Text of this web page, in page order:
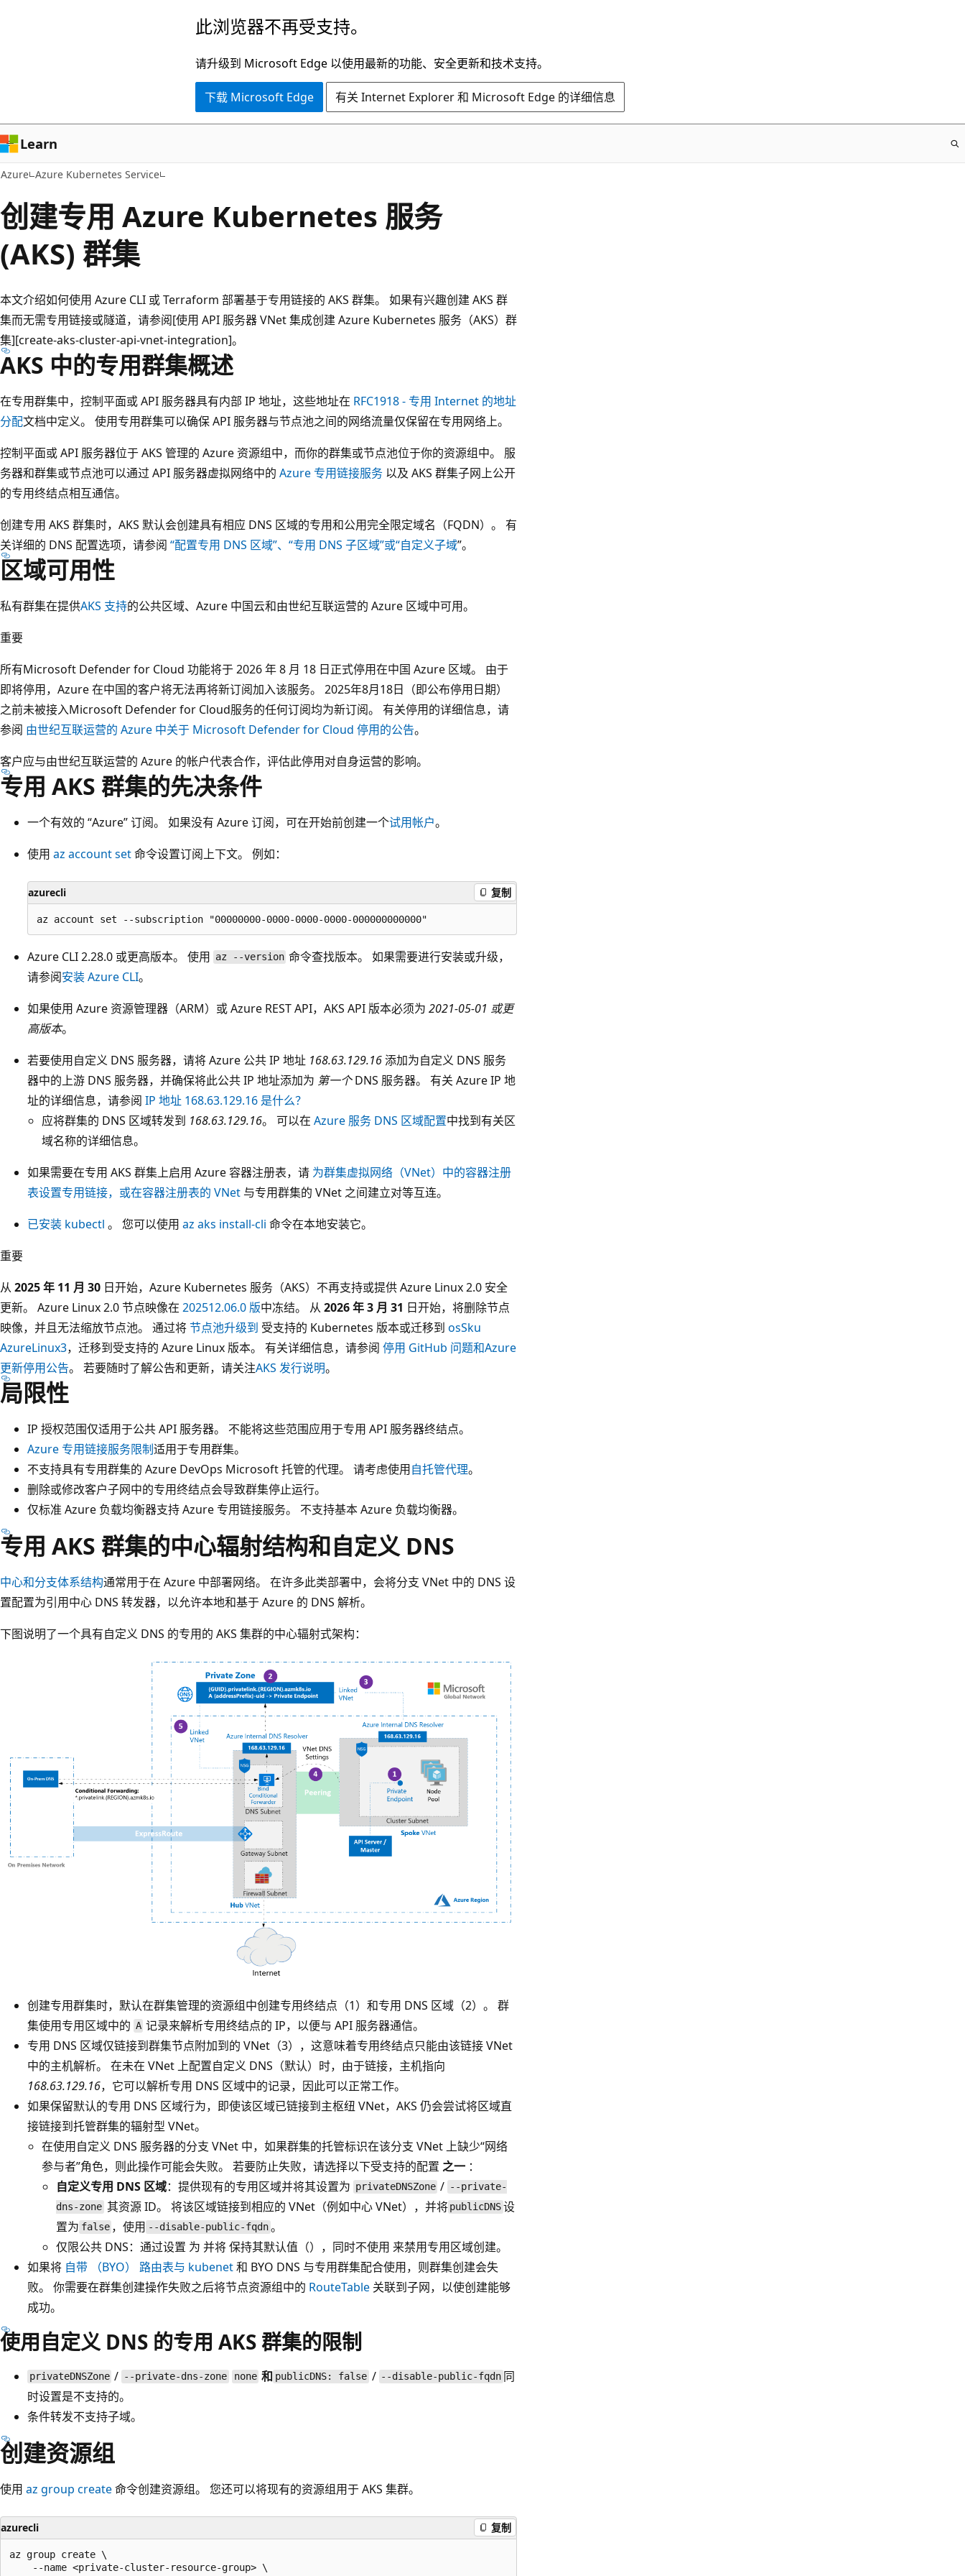
容
此浏览器不再受支持。
请升级到 Microsoft Edge 以使用最新的功能、安全更新和技术支持。
下载 Microsoft Edge 有关 Internet Explorer 和 Microsoft Edge 的详细信息
Learn
Azure Azure Kubernetes Service
创建专用 Azure Kubernetes 服务
(AKS) 群集
本文介绍如何使用 Azure CLI 或 Terraform 部署基于专用链接的 AKS 群集。 如果有兴趣创建 AKS 群
集而无需专用链接或隧道，请参阅[使用 API 服务器 VNet 集成创建 Azure Kubernetes 服务（AKS）群
集][create-aks-cluster-api-vnet-integration]。
AKS 中的专用群集概述
在专用群集中，控制平面或 API 服务器具有内部 IP 地址，这些地址在 RFC1918 - 专用 Internet 的地址
分配文档中定义。 使用专用群集可以确保 API 服务器与节点池之间的网络流量仅保留在专用网络上。
控制平面或 API 服务器位于 AKS 管理的 Azure 资源组中，而你的群集或节点池位于你的资源组中。 服
务器和群集或节点池可以通过 API 服务器虚拟网络中的 Azure 专用链接服务 以及 AKS 群集子网上公开
的专用终结点相互通信。
创建专用 AKS 群集时，AKS 默认会创建具有相应 DNS 区域的专用和公用完全限定域名（FQDN）。 有
关详细的 DNS 配置选项，请参阅 “配置专用 DNS 区域”、“专用 DNS 子区域”或“自定义子域”。
区域可用性
私有群集在提供AKS 支持的公共区域、Azure 中国云和由世纪互联运营的 Azure 区域中可用。
重要
所有Microsoft Defender for Cloud 功能将于 2026 年 8 月 18 日正式停用在中国 Azure 区域。 由于
即将停用，Azure 在中国的客户将无法再将新订阅加入该服务。 2025年8月18日（即公布停用日期）
之前未被接入Microsoft Defender for Cloud服务的任何订阅均为新订阅。 有关停用的详细信息，请
参阅 由世纪互联运营的 Azure 中关于 Microsoft Defender for Cloud 停用的公告。
客户应与由世纪互联运营的 Azure 的帐户代表合作，评估此停用对自身运营的影响。
专用 AKS 群集的先决条件
一个有效的 “Azure” 订阅。 如果没有 Azure 订阅，可在开始前创建一个试用帐户。
使用 az account set命令设置订阅上下文。 例如：
azurecli 复制
Azure CLI 2.28.0 或更高版本。 使用 az --version 命令查找版本。 如果需要进行安装或升级，
请参阅安装 Azure CLI。
如果使用 Azure 资源管理器（ARM）或 Azure REST API，AKS API 版本必须为 2021-05-01 或更
高版本。
若要使用自定义 DNS 服务器，请将 Azure 公共 IP 地址 168.63.129.16添加为自定义 DNS 服务
器中的上游 DNS 服务器，并确保将此公共 IP 地址添加为 第一个DNS 服务器。 有关 Azure IP 地
址的详细信息，请参阅 IP 地址 168.63.129.16 是什么？
应将群集的 DNS 区域转发到 168.63.129.16。 可以在 Azure 服务 DNS 区域配置中找到有关区
域名称的详细信息。
如果需要在专用 AKS 群集上启用 Azure 容器注册表，请 为群集虚拟网络（VNet）中的容器注册
表设置专用链接，或在容器注册表的 VNet 与专用群集的 VNet 之间建立对等互连。
已安装 kubectl 。 您可以使用 az aks install-cli 命令在本地安装它。
重要
从 2025 年 11 月 30 日开始，Azure Kubernetes 服务（AKS）不再支持或提供 Azure Linux 2.0 安全
更新。 Azure Linux 2.0 节点映像在 202512.06.0 版中冻结。 从 2026 年 3 月 31 日开始，将删除节点
映像，并且无法缩放节点池。 通过将节点池升级到 受支持的 Kubernetes 版本或迁移到 osSku
AzureLinux3，迁移到受支持的 Azure Linux 版本。 有关详细信息，请参阅 停用 GitHub 问题和Azure
更新停用公告。 若要随时了解公告和更新，请关注AKS 发行说明。
局限性
IP 授权范围仅适用于公共 API 服务器。 不能将这些范围应用于专用 API 服务器终结点。
Azure 专用链接服务限制适用于专用群集。
不支持具有专用群集的 Azure DevOps Microsoft 托管的代理。 请考虑使用自托管代理。
删除或修改客户子网中的专用终结点会导致群集停止运行。
仅标准 Azure 负载均衡器支持 Azure 专用链接服务。 不支持基本 Azure 负载均衡器。
专用 AKS 群集的中心辐射结构和自定义 DNS
中心和分支体系结构通常用于在 Azure 中部署网络。 在许多此类部署中，会将分支 VNet 中的 DNS 设
置配置为引用中心 DNS 转发器，以允许本地和基于 Azure 的 DNS 解析。
下图说明了一个具有自定义 DNS 的专用的 AKS 集群的中心辐射式架构：
创建专用群集时，默认在群集管理的资源组中创建专用终结点（1）和专用 DNS 区域（2）。 群
集使用专用区域中的 A 记录来解析专用终结点的 IP，以便与 API 服务器通信。
专用 DNS 区域仅链接到群集节点附加到的 VNet（3），这意味着专用终结点只能由该链接 VNet
中的主机解析。 在未在 VNet 上配置自定义 DNS（默认）时，由于链接，主机指向
168.63.129.16，它可以解析专用 DNS 区域中的记录，因此可以正常工作。
如果保留默认的专用 DNS 区域行为，即使该区域已链接到主枢纽 VNet，AKS 仍会尝试将区域直
接链接到托管群集的辐射型 VNet。
在使用自定义 DNS 服务器的分支 VNet 中，如果群集的托管标识在该分支 VNet 上缺少“网络
参与者”角色，则此操作可能会失败。 若要防止失败，请选择以下受支持的配置 之一 ：
自定义专用 DNS 区域：提供现有的专用区域并将其设置为 privateDNSZone / --private-
dns-zone 其资源 ID。 将该区域链接到相应的 VNet（例如中心 VNet），并将 publicDNS设
置为 false ，使用 --disable-public-fqdn。
仅限公共 DNS：通过设置 为 并将 保持其默认值（），同时不使用 来禁用专用区域创建。
如果将 自带 （BYO） 路由表与 kubenet和 BYO DNS 与专用群集配合使用，则群集创建会失
败。 你需要在群集创建操作失败之后将节点资源组中的 RouteTable 关联到子网，以使创建能够
成功。
使用自定义 DNS 的专用 AKS 群集的限制
privateDNSZone / --private-dns-zone none 和 publicDNS: false / --disable-public-fqdn 同
时设置是不支持的。
条件转发不支持子域。
创建资源组
使用 az group create命令创建资源组。 您还可以将现有的资源组用于 AKS 集群。
azurecli 复制
az group create \
    --name <private-cluster-resource-group> \